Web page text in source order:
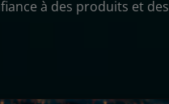
à des produits et des